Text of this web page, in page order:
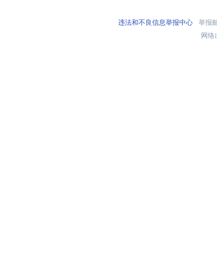
违法和不良信息举报中心举报
网